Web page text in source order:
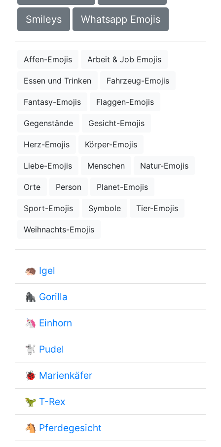
Smileys Whatsapp Emojis
Affen-Emojis Arbeit & Job Emojis
Essen und Trinken Fahrzeug-Emojis
Fantasy-Emojis Flaggen-Emojis
Gegenstände Gesicht-Emojis
Herz-Emojis Körper-Emojis
Liebe-Emojis Menschen Natur-Emojis
Orte Person Planet-Emojis
Sport-Emojis Symbole Tier-Emojis
Weihnachts-Emojis
🦔 Igel
🦍 Gorilla
🦄 Einhorn
🐩 Pudel
🐞 Marienkäfer
🦖 T-Rex
🐴 Pferdegesicht